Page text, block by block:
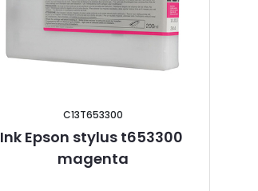
C13T653300
Ink Epson stylus t653300
magenta